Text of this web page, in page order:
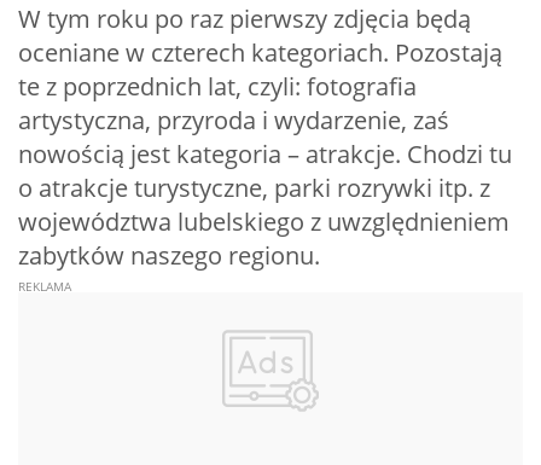
W tym roku po raz pierwszy zdjęcia będą
oceniane w czterech kategoriach. Pozostają
te z poprzednich lat, czyli: fotografia
artystyczna, przyroda i wydarzenie, zaś
nowością jest kategoria – atrakcje. Chodzi tu
o atrakcje turystyczne, parki rozrywki itp. z
województwa lubelskiego z uwzględnieniem
zabytków naszego regionu.